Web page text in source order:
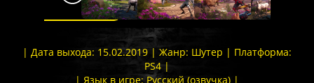
| Дата выхода: 15.02.2019 | Жанр: Шутер | Платформа:
PS4 |
| Язык в игре: Русский (озвучка) |